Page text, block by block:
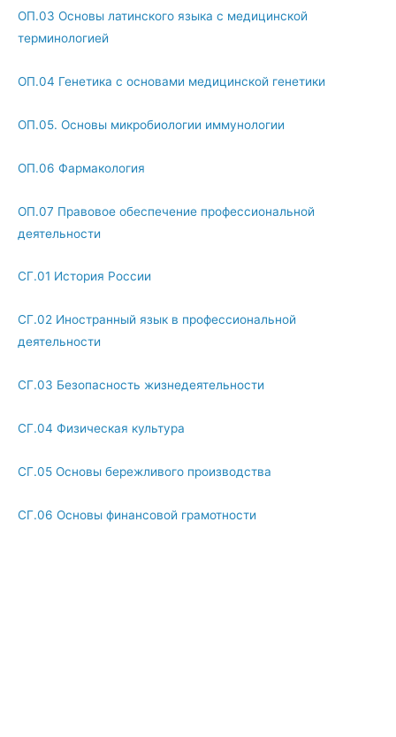
ОП.03 Основы латинского языка с медицинской
терминологией
ОП.04 Генетика с основами медицинской генетики
ОП.05. Основы микробиологии иммунологии
ОП.06 Фармакология
ОП.07 Правовое обеспечение профессиональной
деятельности
СГ.01 История России
СГ.02 Иностранный язык в профессиональной
деятельности
СГ.03 Безопасность жизнедеятельности
СГ.04 Физическая культура
СГ.05 Основы бережливого производства
СГ.06 Основы финансовой грамотности